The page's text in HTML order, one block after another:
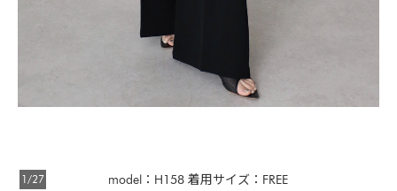
model：H158 着用サイズ：FREE
1/27